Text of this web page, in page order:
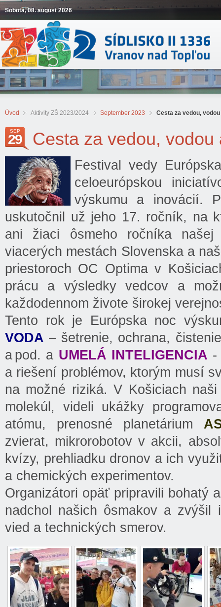
Sobota, 08. august 2026
Úvod Aktivity ZŠ 2023/2024 September 2023 Cesta za vedou,
SEP
29 Cesta za vedou,
Festival vedy
celoeurópskou
výskumu a inovácií.
uskutočnil už jeho 17. ročník, na
ani žiaci ôsmeho ročníka
viacerých mestách Slovenska a
priestoroch OC Optima v
prácu a výsledky vedcov a
každodennom živote širokej
Tento rok je Európska noc
VODA – šetrenie, ochrana,
a pod. a UMELÁ INTELIGENCIA -
a riešení problémov, ktorým musí
na možné riziká. V Košiciach
molekúl, videli ukážky
atómu, prenosné planetárium
zvierat, mikrorobotov v akcii,
kvízy, prehliadku dronov a ich
a chemických experimentov.
Organizátori opäť pripravili bohatý
nadchol našich ôsmakov a zvýšil
vied a technických smerov.